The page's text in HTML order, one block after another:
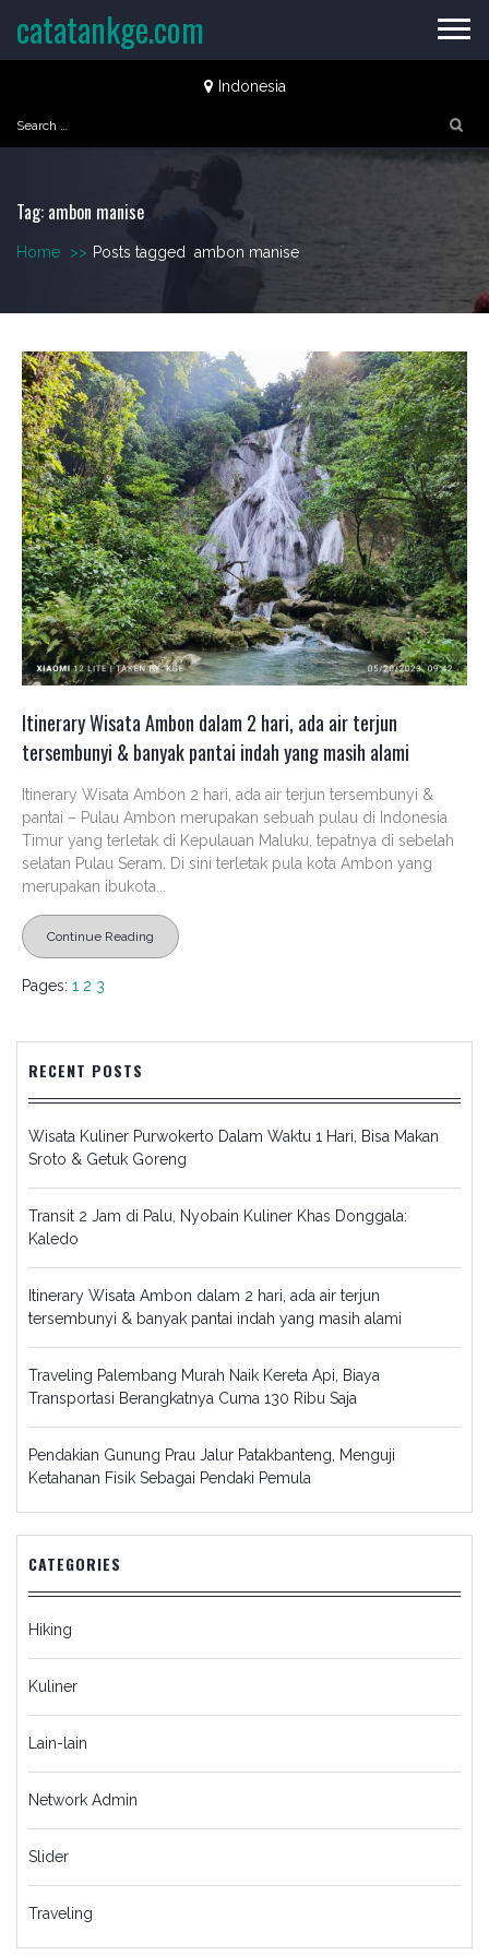
Indonesia
Search
for:
catatankge.com
Tag: ambon manise
Home >> Posts tagged ambon manise
Itinerary Wisata Ambon dalam 2 hari, ada air terjun
tersembunyi & banyak pantai indah yang masih alami
Itinerary Wisata Ambon 2 hari, ada air terjun tersembunyi &
pantai – Pulau Ambon merupakan sebuah pulau di Indonesia
Timur yang terletak di Kepulauan Maluku, tepatnya di sebelah
selatan Pulau Seram. Di sini terletak pula kota Ambon yang
merupakan ibukota...
Continue Reading
Pages: 1 2 3
RECENT POSTS
Wisata Kuliner Purwokerto Dalam Waktu 1 Hari, Bisa Makan
Sroto & Getuk Goreng
Transit 2 Jam di Palu, Nyobain Kuliner Khas Donggala:
Kaledo
Itinerary Wisata Ambon dalam 2 hari, ada air terjun
tersembunyi & banyak pantai indah yang masih alami
Traveling Palembang Murah Naik Kereta Api, Biaya
Transportasi Berangkatnya Cuma 130 Ribu Saja
Pendakian Gunung Prau Jalur Patakbanteng, Menguji
Ketahanan Fisik Sebagai Pendaki Pemula
CATEGORIES
Hiking
Kuliner
Lain-lain
Network Admin
Slider
Traveling